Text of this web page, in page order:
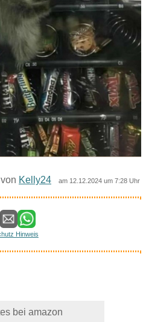
von Kelly24 am 12.12.2024 um 7:28 Uhr
Hinweis
bei amazon